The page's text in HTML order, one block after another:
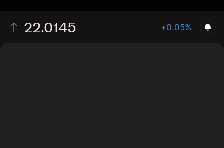
22.0145 +0.05%